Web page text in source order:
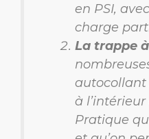
en PSI,
charge
La trappe
autocollant
à
Pratique